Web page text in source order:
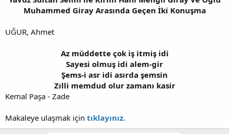
t
a
i
Muhammed Giray Arasında Geçen İki Konuşma
UĞUR, Ahmet
Az müddette çok iş itmiş idi
Sayesi olmuş idi alem-gir
Şems-i asr idi asırda şemsin
Zılli memdud olur zamanı kasir
Kemal Paşa - Zade
Makaleye ulaşmak için tıklayınız.